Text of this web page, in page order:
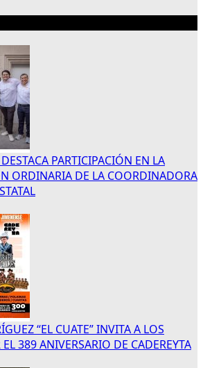
PARTICIPACIÓN EN LA
ORDINARIA DE LA COORDINADORA
“EL CUATE” INVITA A LOS
EL 389 ANIVERSARIO DE CADEREYTA